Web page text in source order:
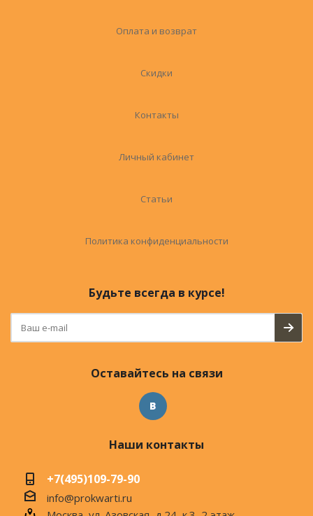
Оплата и возврат
Скидки
Контакты
Личный кабинет
Статьи
Политика конфиденциальности
Будьте всегда в курсе!
Оставайтесь на связи
Наши контакты
+7(495)109-79-90
info@prokwarti.ru